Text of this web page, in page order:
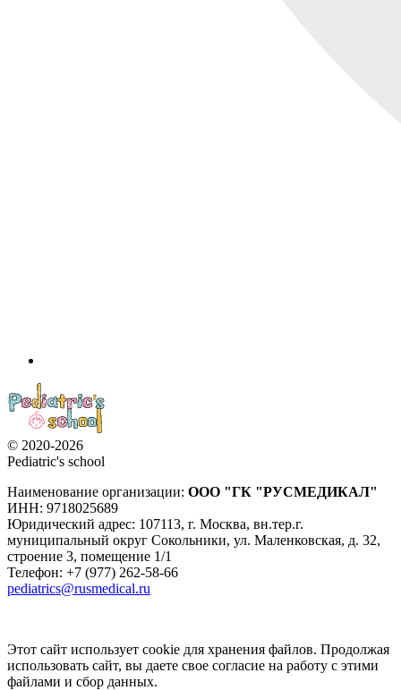
© 2020-2026
Pediatric's school
Наименование организации: ООО "ГК "РУСМЕДИКАЛ"
ИНН: 9718025689
Юридический адрес: 107113, г. Москва, вн.тер.г.
муниципальный округ Сокольники, ул. Маленковская, д. 32,
строение 3, помещение 1/1
Телефон: +7 (977) 262-58-66
pediatrics@rusmedical.ru
Этот сайт использует cookie для хранения файлов. Продолжая
использовать сайт, вы даете свое согласие на работу с этими
файлами и сбор данных.